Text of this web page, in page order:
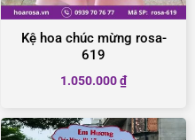
Kệ hoa chúc mừng rosa-
619
1.050.000₫